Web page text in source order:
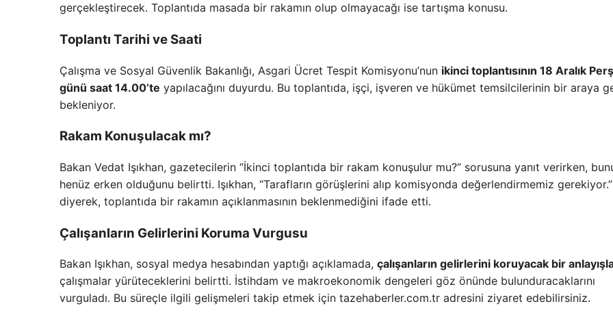
gerçekleştirecek. Toplantıda masada bir rakamın olup olmayacağı ise tartışma konusu.
Toplantı Tarihi ve Saati
Çalışma ve Sosyal Güvenlik Bakanlığı, Asgari Ücret Tespit Komisyonu’nun ikinci toplantısının 18 Aralık
günü saat 14.00’te yapılacağını duyurdu. Bu toplantıda, işçi, işveren ve hükümet temsilcilerinin bir araya
bekleniyor.
Rakam Konuşulacak mı?
Bakan Vedat Işıkhan, gazetecilerin “İkinci toplantıda bir rakam konuşulur mu?” sorusuna yanıt verirken,
henüz erken olduğunu belirtti. Işıkhan, “Tarafların görüşlerini alıp komisyonda değerlendirmemiz gerekiyor.”
diyerek, toplantıda bir rakamın açıklanmasının beklenmediğini ifade etti.
Çalışanların Gelirlerini Koruma Vurgusu
Bakan Işıkhan, sosyal medya hesabından yaptığı açıklamada, çalışanların gelirlerini koruyacak bir
çalışmalar yürüteceklerini belirtti. İstihdam ve makroekonomik dengeleri göz önünde bulunduracaklarını
vurguladı. Bu süreçle ilgili gelişmeleri takip etmek için tazehaberler.com.tr adresini ziyaret edebilirsiniz.